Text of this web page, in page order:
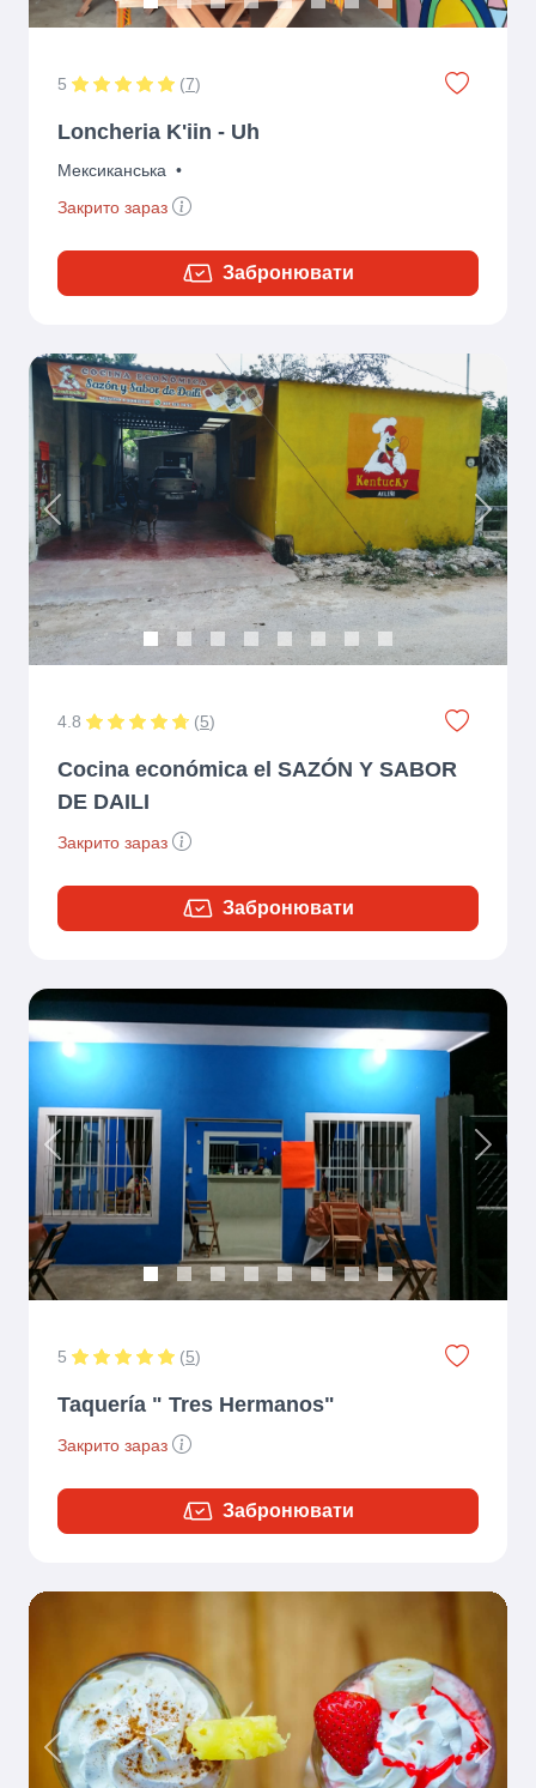
5 (7)
Loncheria K'iin - Uh
Мексиканська •
Закрито зараз
Забронювати
Previous Next
4.8 (5)
Cocina económica el SAZÓN Y SABOR
DE DAILI
Закрито зараз
Забронювати
Previous Next
5 (5)
Taquería " Tres Hermanos"
Закрито зараз
Забронювати
Previous Next